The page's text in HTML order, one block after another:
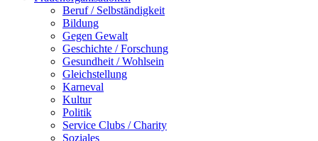
Beruf / Selbständigkeit
Bildung
Gegen Gewalt
Geschichte / Forschung
Gesundheit / Wohlsein
Gleichstellung
Karneval
Kultur
Politik
Service Clubs / Charity
Soziales